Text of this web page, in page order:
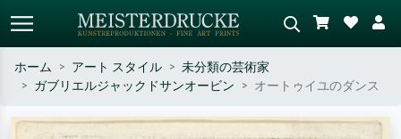
シーンを説明してください – 例：
ホーム アート スタイル
未分類の芸術家
ガブリエルジャックドサンオービン
オートゥイユのダンス